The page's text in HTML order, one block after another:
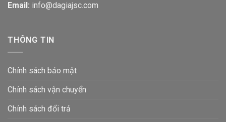
Email: info@dagiajsc.com
THÔNG TIN
Chính sách bảo mật
Chính sách vận chuyển
Chính sách đổi trả